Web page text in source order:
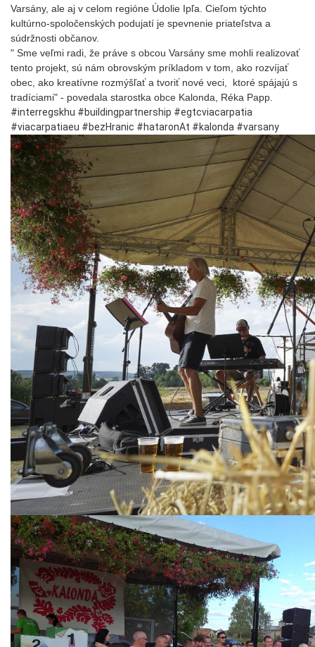
Varsány, ale aj v celom regióne Údolie Ipľa. Cieľom týchto
kultúrno-spoločenských podujatí je spevnenie priateľstva a
súdržnosti občanov.
" Sme veľmi radi, že práve s obcou Varsány sme mohli realizovať
tento projekt, sú nám obrovským príkladom v tom, ako rozvíjať
obec, ako kreatívne rozmýšľať a tvoriť nové veci, ktoré spájajú s
tradíciami" - povedala starostka obce Kalonda, Réka Papp.
#interregskhu #buildingpartnership #egtcviacarpatia
#viacarpatiaeu #bezHranic #hataronAt #kalonda #varsany